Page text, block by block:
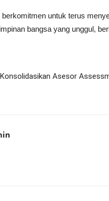
untuk terus
bangsa yang unggul,
Asesor